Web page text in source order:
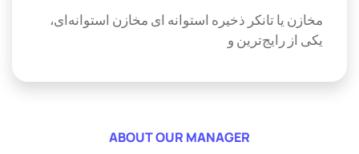
مخازن یا تانکر ذخیره استوانه ای مخازن استوانه‌ای،
یکی از رایج‌ترین و
ABOUT OUR MANAGER